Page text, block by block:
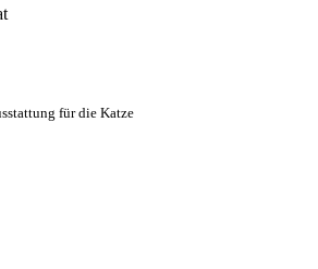
für die Katze